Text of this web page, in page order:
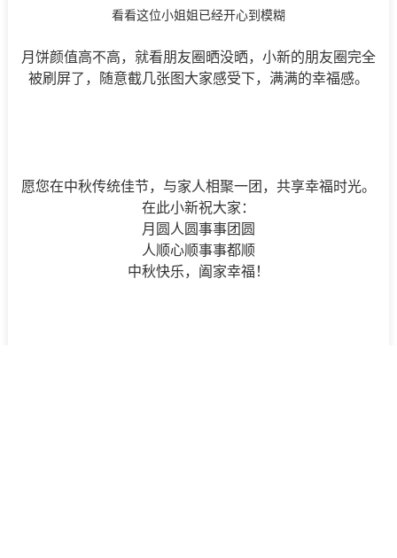
看看这位小姐姐已经开心到模糊
月饼颜值高不高，就看朋友圈晒没晒，小新的朋友圈完全
被刷屏了，随意截几张图大家感受下，满满的幸福感。
愿您在中秋传统佳节，与家人相聚一团，共享幸福时光。
在此小新祝大家：
月圆人圆事事团圆
人顺心顺事事都顺
中秋快乐，阖家幸福！